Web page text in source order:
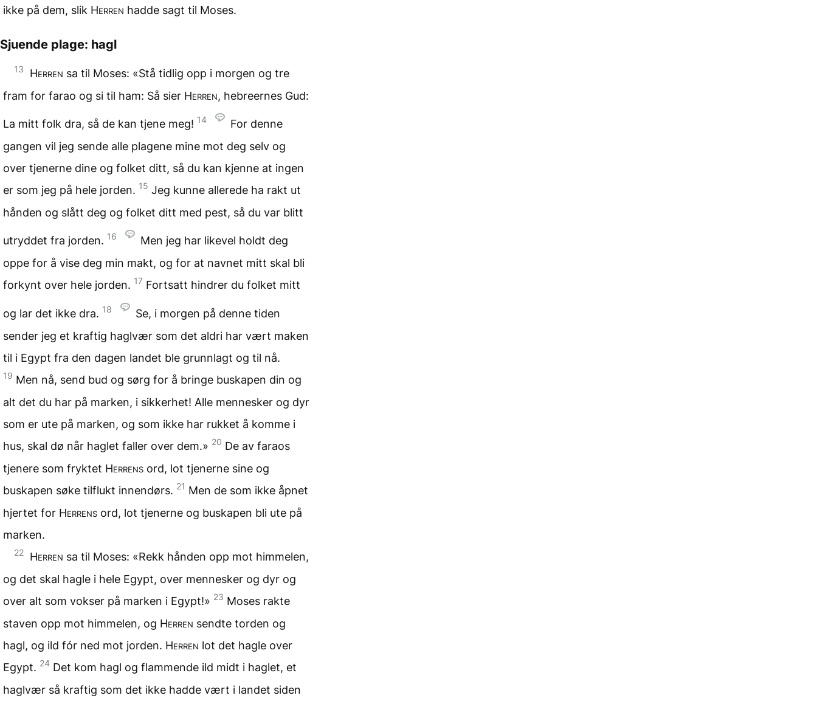
ikke på dem, slik Herren hadde sagt til Moses.
Sjuende plage: hagl
13 Herren sa til Moses: «Stå tidlig opp i morgen og tre
fram for farao og si til ham: Så sier Herren, hebreernes Gud:
La mitt folk dra, så de kan tjene meg! 14
For denne
gangen vil jeg sende alle plagene mine mot deg selv og
over tjenerne dine og folket ditt, så du kan kjenne at ingen
er som jeg på hele jorden. 15 Jeg kunne allerede ha rakt ut
hånden og slått deg og folket ditt med pest, så du var blitt
utryddet fra jorden. 16
Men jeg har likevel holdt deg
oppe for å vise deg min makt, og for at navnet mitt skal bli
forkynt over hele jorden. 17 Fortsatt hindrer du folket mitt
og lar det ikke dra. 18
Se, i morgen på denne tiden
sender jeg et kraftig haglvær som det aldri har vært maken
til i Egypt fra den dagen landet ble grunnlagt og til nå.
19 Men nå, send bud og sørg for å bringe buskapen din og
alt det du har på marken, i sikkerhet! Alle mennesker og dyr
som er ute på marken, og som ikke har rukket å komme i
hus, skal dø når haglet faller over dem.» 20 De av faraos
tjenere som fryktet Herrens ord, lot tjenerne sine og
buskapen søke tilflukt innendørs. 21 Men de som ikke åpnet
hjertet for Herrens ord, lot tjenerne og buskapen bli ute på
marken.
22 Herren sa til Moses: «Rekk hånden opp mot himmelen,
og det skal hagle i hele Egypt, over mennesker og dyr og
over alt som vokser på marken i Egypt!» 23 Moses rakte
staven opp mot himmelen, og Herren sendte torden og
hagl, og ild fór ned mot jorden. Herren lot det hagle over
Egypt. 24 Det kom hagl og flammende ild midt i haglet, et
haglvær så kraftig som det ikke hadde vært i landet siden